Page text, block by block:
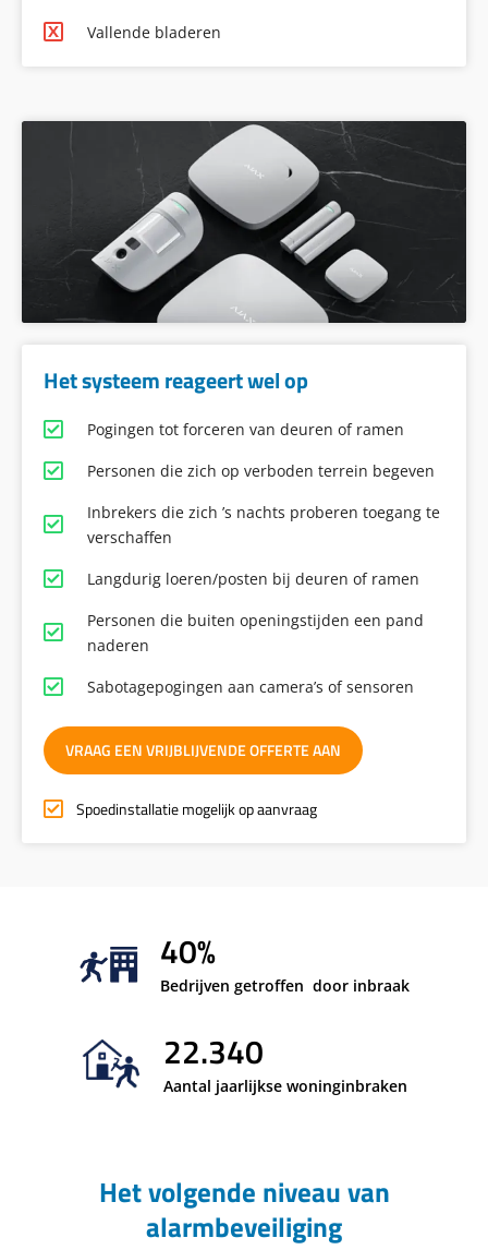
Vallende bladeren
Het systeem reageert wel op
Pogingen tot forceren van deuren of ramen
Personen die zich op verboden terrein begeven
Inbrekers die zich ’s nachts proberen toegang te
verschaffen
Langdurig loeren/posten bij deuren of ramen
Personen die buiten openingstijden een pand
naderen
Sabotagepogingen aan camera’s of sensoren
VRAAG EEN VRIJBLIJVENDE OFFERTE AAN
Spoedinstallatie mogelijk op aanvraag
40%
Bedrijven getroffen door inbraak
22.340
Aantal jaarlijkse woninginbraken
Het volgende niveau van
alarmbeveiliging